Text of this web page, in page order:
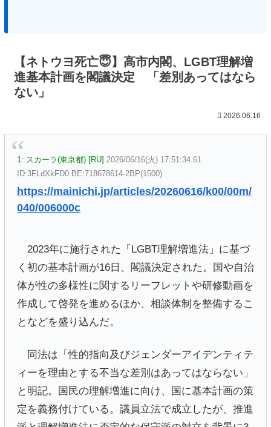
【ネトウヨ死亡😇】高市内閣、LGBT理解増
進基本計画を閣議決定 「差別あってはなら
ない」
2026.06.16
1: スカーラ(東京都) [RU] 2026/06/16(火) 17:51:34.61
ID:3FLdXkFD0 BE:718678614-2BP(1500)
https://mainichi.jp/articles/20260616/k00/00m/
040/006000c
2023年に施行された「LGBT理解増進法」に基づ
く初の基本計画が16日、閣議決定された。国や自治
体が性の多様性に関するリーフレットや研修動画を
作成して啓発を進めるほか、相談体制を整備するこ
となどを盛り込んだ。
同法は「性的指向及びジェンダーアイデンティテ
ィーを理由とする不当な差別はあってはならない」
と明記。国民の理解増進に向け、国に基本計画の策
定を義務付けている。議員立法で成立したが、推進